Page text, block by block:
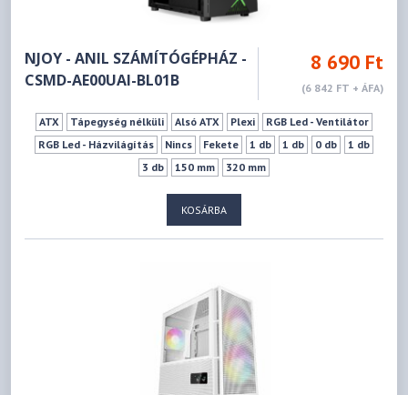
NJOY - ANIL SZÁMÍTÓGÉPHÁZ -
CSMD-AE00UAI-BL01B
8 690 Ft
(6 842 FT + ÁFA)
ATX Tápegység nélküli Alsó ATX Plexi
RGB Led - Ventilátor
RGB Led - Házvilágítás
Nincs Fekete 1 db 1 db 0 db
1 db
3 db
150 mm 320 mm
KOSÁRBA